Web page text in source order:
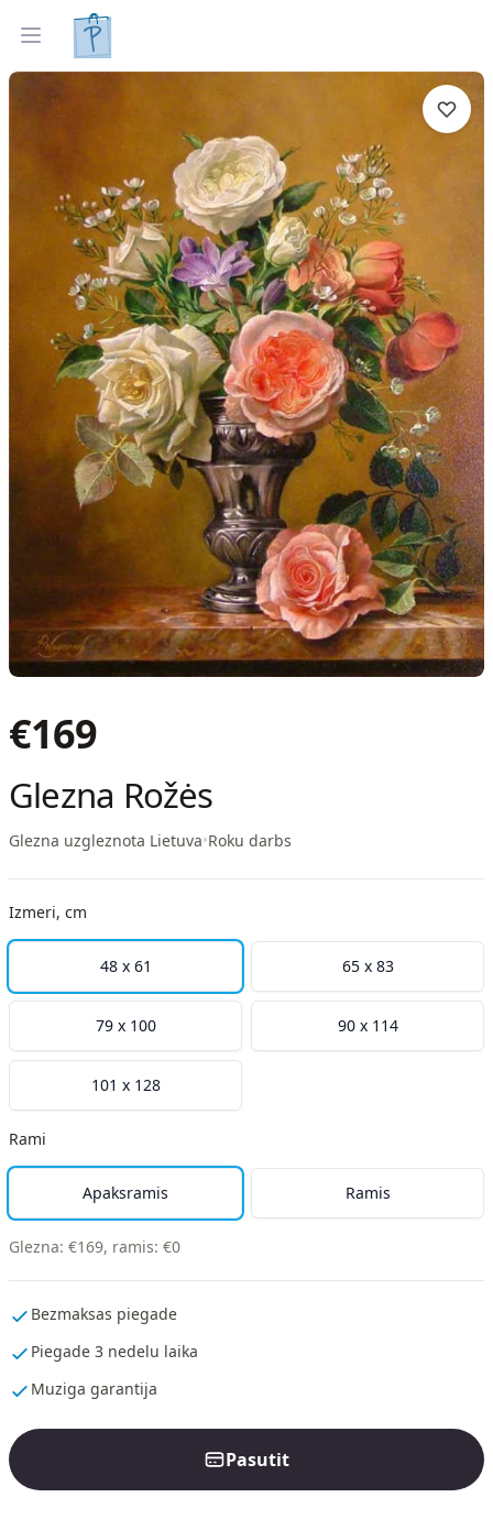
Open menu
Gleznas Izveleties pec interjera
€169
Glezna Rožės
Glezna uzgleznota Lietuva•Roku darbs
Izmeri, cm
48 x 61 65 x 83
79 x 100 90 x 114
101 x 128
Rami
Apaksramis Ramis
Glezna: €169, ramis: €0
Bezmaksas piegade
Piegade 3 nedelu laika
Muziga garantija
Pasutit